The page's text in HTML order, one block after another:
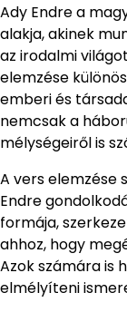
Ady Endre a
alakja, akinek
az irodalmi
elemzése
emberi és
nemcsak a
mélységeiről is
A vers elemzése
Endre
formája,
ahhoz, hogy
Azok számára is
elmélyíteni